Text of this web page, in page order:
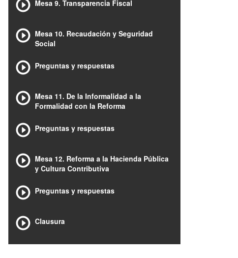
Mesa 9. Transparencia Fiscal
Mesa 10. Recaudación y Seguridad
Social
Preguntas y respuestas
Mesa 11. De la Informalidad a la
Formalidad con la Reforma
Preguntas y respuestas
Mesa 12. Reforma a la Hacienda Pública
y Cultura Contributiva
Preguntas y respuestas
Clausura